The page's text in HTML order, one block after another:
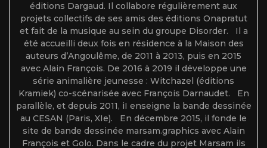
éditions Dargaud. Il collabore régulièrement aux
projets collectifs de ses amis des éditions Onapratut
et fait de la musique au sein du groupe Disorder. Il a
été accueilli deux fois en résidence à la Maison des
auteurs d’Angoulême, de 2011 à 2013, puis en 2015
avec Alain François. De 2016 à 2019 il développe une
série animalière jeunesse : Witchazel (éditions
Kramiek) co-scénarisée avec François Darnaudet. En
parallèle, et depuis 2011, iI enseigne la bande dessinée
au CESAN (Paris, XIe). En décembre 2015, il fonde le
site de bande dessinée marsam.graphics avec Alain
François et Golo. Dans le cadre du projet Marsam ils